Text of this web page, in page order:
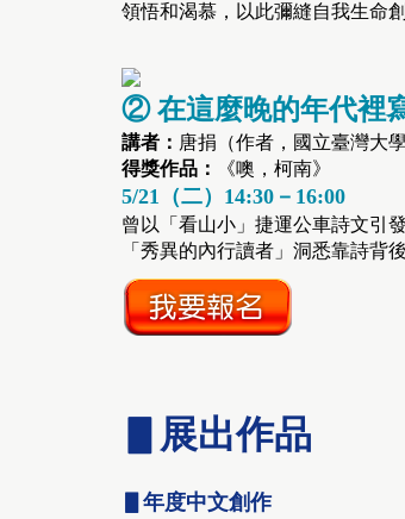
領悟和渴慕，以此彌縫自我生命創
② 在這麼晚的年代裡
講者： 唐捐（作者，國立臺灣大
得獎作品：
《噢，柯南》
5/21（二）14:30－16:00
曾以「看山小」捷運公車詩文引
「秀異的內行讀者」洞悉靠詩背
▋展出作品
▋年度中文創作